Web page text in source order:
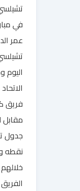
في
عمر
فريق
مقابل